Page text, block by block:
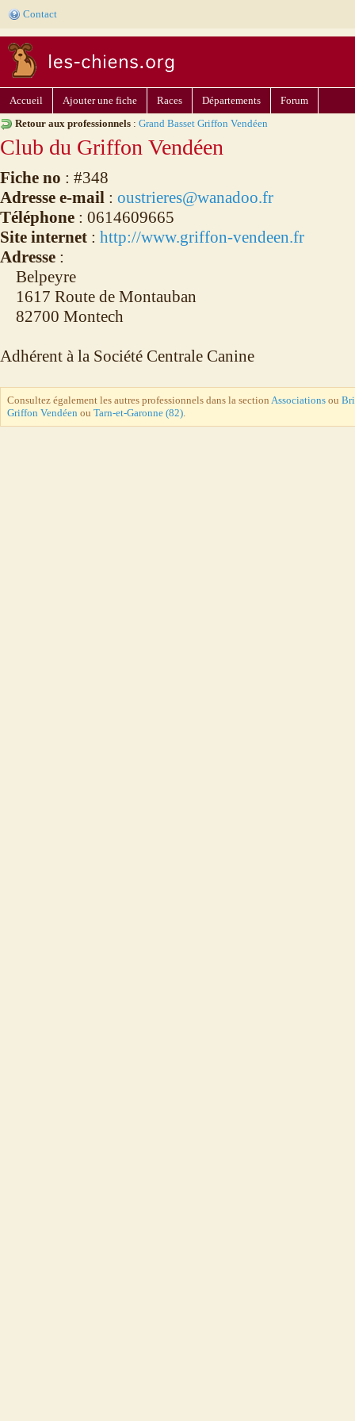
Contact
Accueil Ajouter une fiche Races Départements
Forum
Retour aux professionnels : Grand Basset Griffon Vendéen
Club du Griffon Vendéen
Fiche no : #348
Adresse e-mail : oustrieres@wanadoo.fr
Téléphone : 0614609665
Site internet : http://www.griffon-vendeen.fr
Adresse :
Belpeyre
1617 Route de Montauban
82700 Montech
Adhérent à la Société Centrale Canine
Consultez également les autres professionnels dans la section Associations ou
Griffon Vendéen ou Tarn-et-Garonne (82).